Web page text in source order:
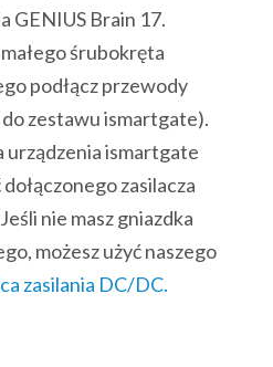
GENIUS Brain 17.
śrubokręta
podłącz przewody
do zestawu ismartgate).
urządzenia ismartgate
zasilacza
nie masz gniazdka
możesz użyć naszego
zasilania DC/DC.